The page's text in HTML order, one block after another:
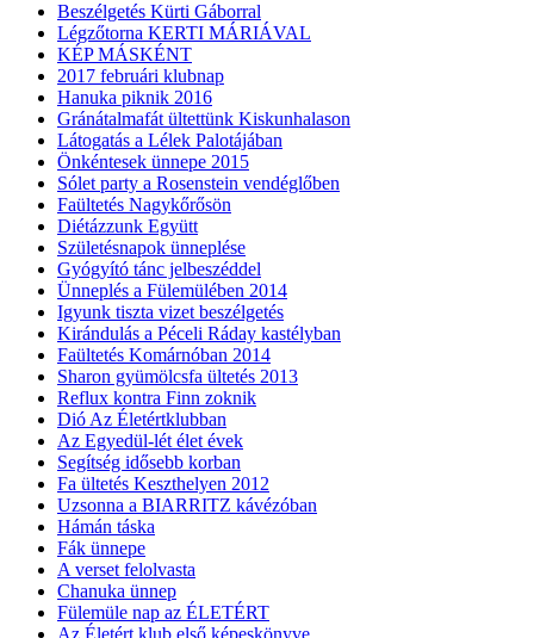
Beszélgetés Kürti Gáborral
Légzőtorna KERTI MÁRIÁVAL
KÉP MÁSKÉNT
2017 februári klubnap
Hanuka piknik 2016
Gránátalmafát ültettünk Kiskunhalason
Látogatás a Lélek Palotájában
Önkéntesek ünnepe 2015
Sólet party a Rosenstein vendéglőben
Faültetés Nagykőrősön
Diétázzunk Együtt
Születésnapok ünneplése
Gyógyító tánc jelbeszéddel
Ünneplés a Fülemülében 2014
Igyunk tiszta vizet beszélgetés
Kirándulás a Péceli Ráday kastélyban
Faültetés Komárnóban 2014
Sharon gyümölcsfa ültetés 2013
Reflux kontra Finn zoknik
Dió Az Életértklubban
Az Egyedül-lét élet évek
Segítség idősebb korban
Fa ültetés Keszthelyen 2012
Uzsonna a BIARRITZ kávézóban
Hámán táska
Fák ünnepe
A verset felolvasta
Chanuka ünnep
Fülemüle nap az ÉLETÉRT